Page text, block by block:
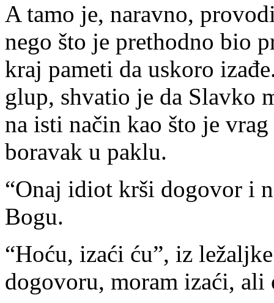
A tamo je, naravno,
nego što je prethodno bio
kraj pameti da uskoro
glup, shvatio je da Slavko
na isti način kao što je
boravak u paklu.
“Onaj idiot krši dogovor i
Bogu.
“Hoću, izaći ću”, iz
dogovoru, moram izaći, ali